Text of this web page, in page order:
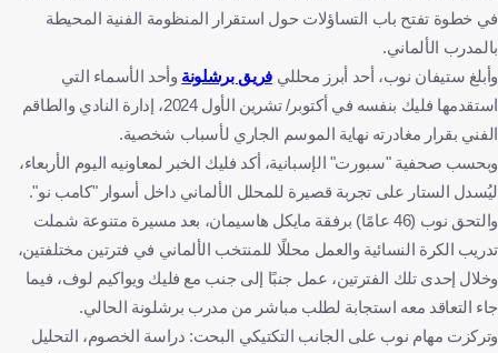
في خطوة تفتح باب التساؤلات حول استقرار المنظومة الفنية المحيطة
بالمدرب الألماني.
وأبلغ ستيفان نوب، أحد أبرز محلليفريق برشلونة وأحد الأسماء التي
استقدمها فليك بنفسه في أكتوبر/ تشرين الأول 2024، إدارة النادي والطاقم
الفني بقرار مغادرته نهاية الموسم الجاري لأسباب شخصية.
وبحسب صحفية "سبورت" الإسبانية، أكد فليك الخبر لمعاونيه اليوم الأربعاء،
ليُسدل الستار على تجربة قصيرة للمحلل الألماني داخل أسوار "كامب نو".
والتحق نوب (46 عامًا) برفقة مايكل هاسيمان، بعد مسيرة متنوعة شملت
تدريب الكرة النسائية والعمل محللًا للمنتخب الألماني في فترتين مختلفتين،
وخلال إحدى تلك الفترتين، عمل جنبًا إلى جنب مع فليك ويواكيم لوف، فيما
جاء التعاقد معه استجابة لطلب مباشر من مدرب برشلونة الحالي.
وتركزت مهام نوب على الجانب التكتيكي البحت: دراسة الخصوم، التحليل